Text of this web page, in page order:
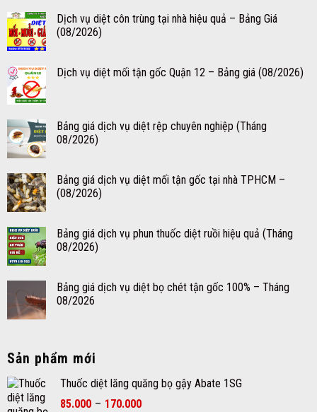
Dịch vụ diệt côn trùng tại nhà hiệu quả – Bảng Giá
(08/2026)
Dịch vụ diệt mối tận gốc Quận 12 – Bảng giá (08/2026)
Bảng giá dịch vụ diệt rệp chuyên nghiệp (Tháng
08/2026)
Bảng giá dịch vụ diệt mối tận gốc tại nhà TPHCM –
(08/2026)
Bảng giá dịch vụ phun thuốc diệt ruồi hiệu quả (Tháng
08/2026)
Bảng giá dịch vụ diệt bọ chét tận gốc 100% – Tháng
08/2026
Sản phẩm mới
Thuốc diệt lăng quăng bọ gậy Abate 1SG
85.000 – 170.000Khoảng